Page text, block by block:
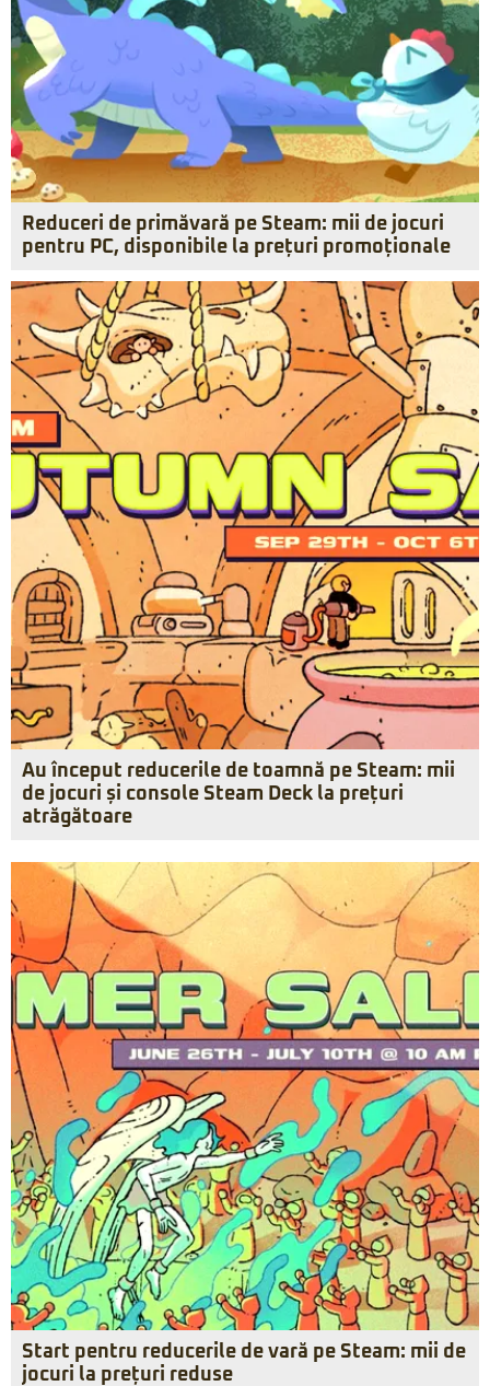
Reduceri de primăvară pe Steam: mii de jocuri
pentru PC, disponibile la prețuri promoționale
Au început reducerile de toamnă pe Steam: mii
de jocuri și console Steam Deck la prețuri
atrăgătoare
Start pentru reducerile de vară pe Steam: mii de
jocuri la prețuri reduse